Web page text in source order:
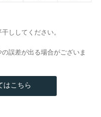
ししてください。
誤差が出る場合がございま
はこちら